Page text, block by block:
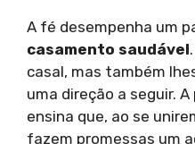
A fé desempenha um
casamento saudável
casal, mas também
uma direção a seguir.
ensina que, ao se
fazem promessas um